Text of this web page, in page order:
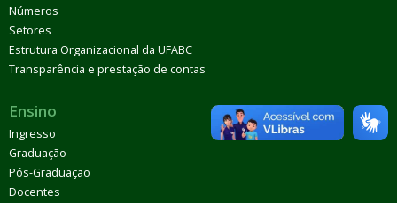
Números
Setores
Estrutura Organizacional da UFABC
Transparência e prestação de contas
Ensino
Ingresso
Graduação
Pós-Graduação
Docentes